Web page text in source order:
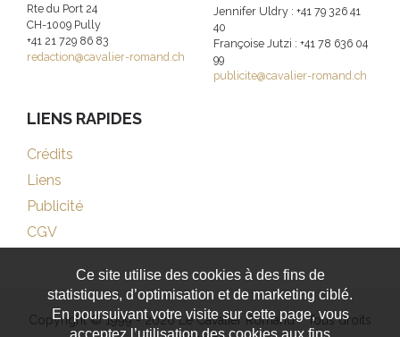
Rte du Port 24
CH-1009 Pully
+41 21 729 86 83
redaction@cavalier-romand.ch
Jennifer Uldry : +41 79 326 41
40
Françoise Jutzi : +41 78 636 04
99
publicite@cavalier-romand.ch
LIENS RAPIDES
Crédits
Liens
Publicité
CGV
Copyright © 1999 - 2026 Le Cavalier Romand - Tous droits
Ce site utilise des cookies à des fins de
statistiques, d’optimisation et de marketing ciblé.
En poursuivant votre visite sur cette page, vous
acceptez l’utilisation des cookies aux fins